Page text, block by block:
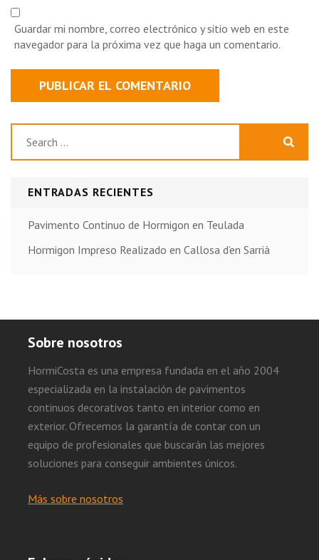
Guardar mi nombre, correo electrónico y sitio web en este
navegador para la próxima vez que haga un comentario.
ENTRADAS RECIENTES
Pavimento Continuo de Hormigon en Teulada
Hormigon Impreso Realizado en Callosa d’en Sarrià
Sobre nosotros
HormiCosta es una empresa fundada en el año 2004
especializada en la instalación de pavimentos
continuos decorativos tanto en interior como en
exterior. Ofrecemos la garantía de contar con un
equipo de profesionales que buscarán las mejores
soluciones para conseguir ambientes únicos.
Más sobre nosotros